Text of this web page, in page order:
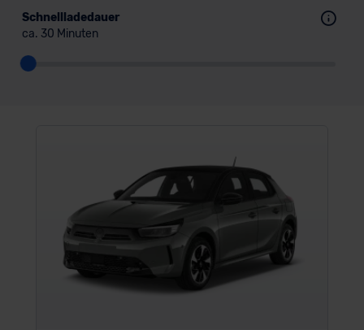
Schnellladedauer
ca. 30 Minuten